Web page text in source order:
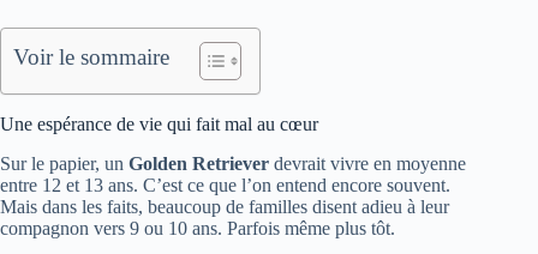
Voir le sommaire
Une espérance de vie qui fait mal au cœur
Sur le papier, un Golden Retriever devrait vivre en moyenne
entre 12 et 13 ans. C’est ce que l’on entend encore souvent.
Mais dans les faits, beaucoup de familles disent adieu à leur
compagnon vers 9 ou 10 ans. Parfois même plus tôt.